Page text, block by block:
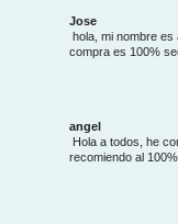
Jose
hola, mi nombre
compra es 100%
angel
Hola a todos, he
recomiendo al